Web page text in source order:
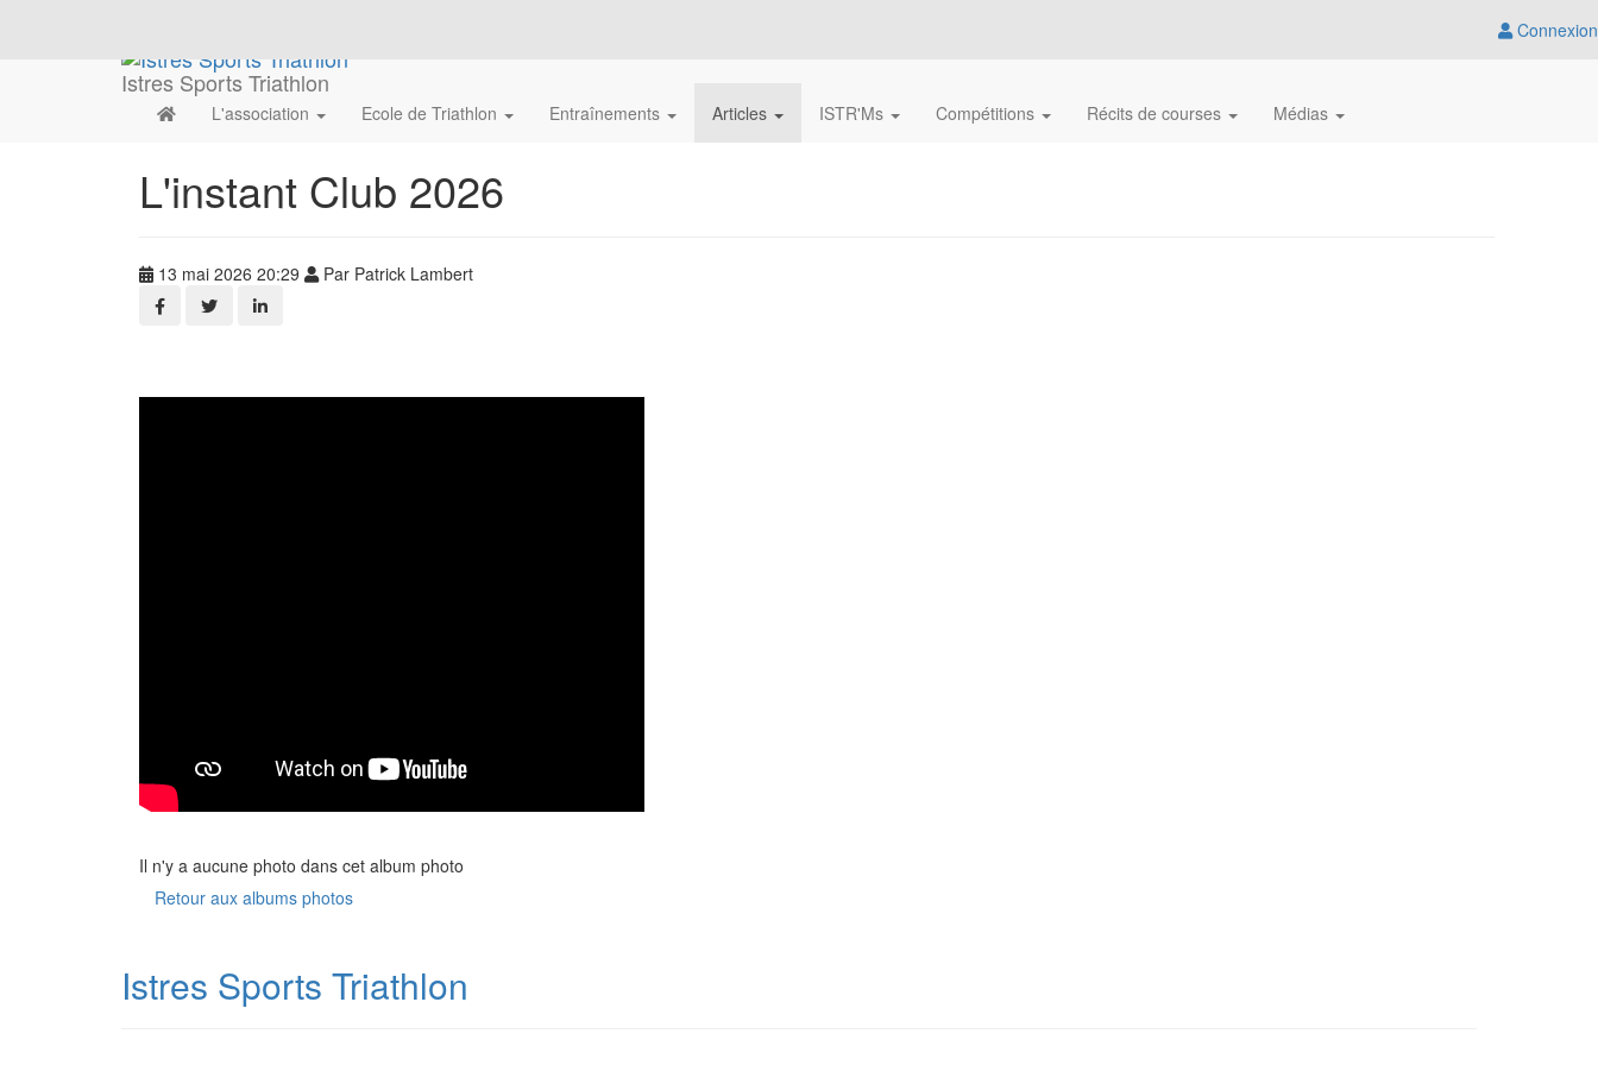
Connexion
Istres Sports Triathlon
L'association Ecole de Triathlon Entraînements Articles ISTR'Ms Compétitions Récits de courses Médias
L'instant Club 2026
13 mai 2026 20:29 Par Patrick Lambert
Il n'y a aucune photo dans cet album photo
Retour aux albums photos
Istres Sports Triathlon